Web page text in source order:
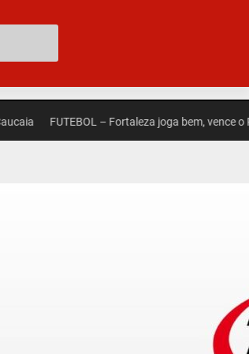
FUTEBOL – Fortaleza joga bem, vence o